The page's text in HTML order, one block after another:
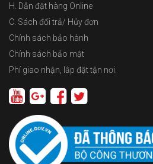
H. Dẫn đặt hàng Online
C. Sách đổi trả/ Hủy đơn
Chính sách bảo hành
Chính sách bảo mật
Phí giao nhận, lắp đặt tận nơi.